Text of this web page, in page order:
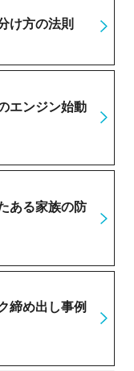
け方の法則
エンジン始動
ある家族の防
締め出し事例